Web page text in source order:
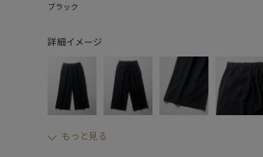
ブラック
詳細イメージ
もっと見る